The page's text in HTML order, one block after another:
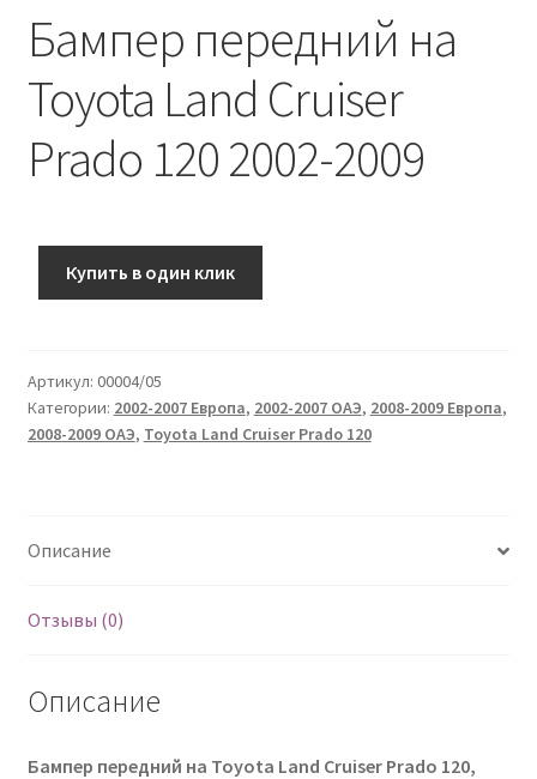
Бампер передний на
Toyota Land Cruiser
Prado 120 2002-2009
Купить в один клик
Артикул: 00004/05
Категории: 2002-2007 Европа, 2002-2007 ОАЭ, 2008-2009 Европа,
2008-2009 ОАЭ, Toyota Land Cruiser Prado 120
Описание
Отзывы (0)
Описание
Бампер передний на Toyota Land Cruiser Prado 120,